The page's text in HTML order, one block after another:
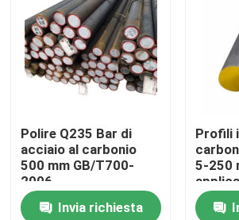
Casa
Prodotti
Polire Q235 Bar di
acciaio al carbonio
500 mm GB/T700-
2006
Rotondo/quadrato
piatto Invia richiesta
Profili
5-250